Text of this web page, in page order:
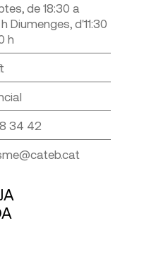
de 18:30 a
Diumenges, d'11:30
h
34 42